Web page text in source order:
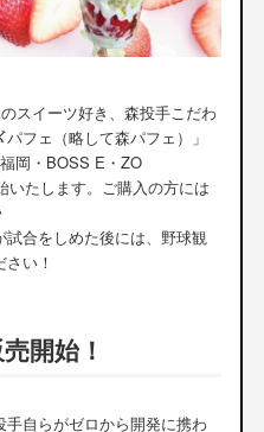
スイーツ好き、森投手こだわ
フェ（略して森パフェ）」
岡・BOSS E・ZO
いたします。ご購入の方には
合をしめた後には、野球観
い！
開始！
自らがゼロから開発に携わ